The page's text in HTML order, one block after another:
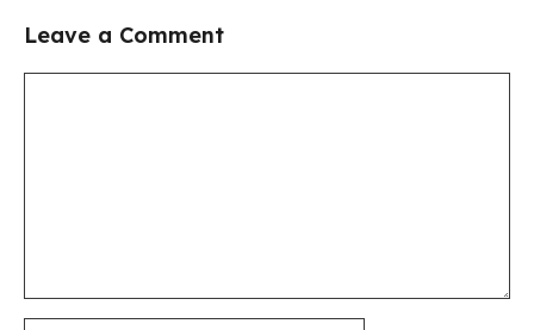
Leave a Comment